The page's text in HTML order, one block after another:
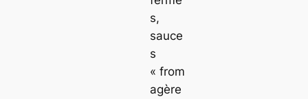
s,
sauce
s
« from
agère